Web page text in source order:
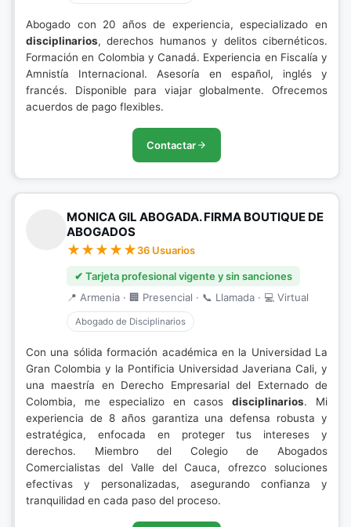
Abogado con 20 años de experiencia, especializado en
disciplinarios, derechos humanos y delitos cibernéticos.
Formación en Colombia y Canadá. Experiencia en Fiscalía y
Amnistía Internacional. Asesoría en español, inglés y
francés. Disponible para viajar globalmente. Ofrecemos
acuerdos de pago flexibles.
Contactar
MONICA GIL ABOGADA. FIRMA BOUTIQUE DE
ABOGADOS
36 Usuarios
✔ Tarjeta profesional vigente y sin sanciones
📍 Armenia · 🏢 Presencial · 📞 Llamada · 💻 Virtual
Abogado de Disciplinarios
Con una sólida formación académica en la Universidad La
Gran Colombia y la Pontificia Universidad Javeriana Cali, y
una maestría en Derecho Empresarial del Externado de
Colombia, me especializo en casosdisciplinarios. Mi
experiencia de 8 años garantiza una defensa robusta y
estratégica, enfocada en proteger tus intereses y
derechos. Miembro del Colegio de Abogados
Comercialistas del Valle del Cauca, ofrezco soluciones
efectivas y personalizadas, asegurando confianza y
tranquilidad en cada paso del proceso.